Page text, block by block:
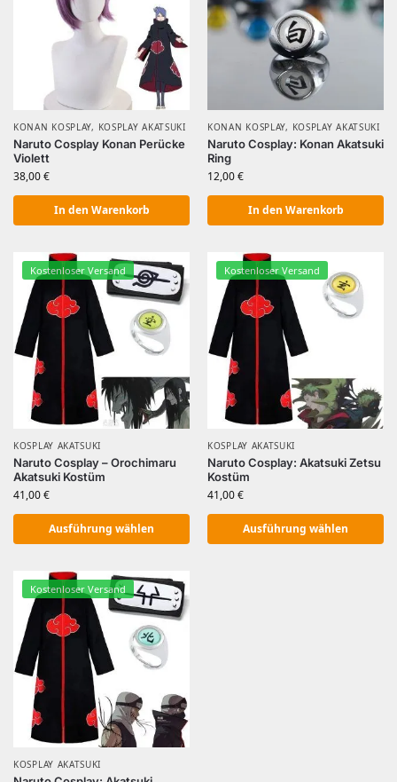
KONAN KOSPLAY, KOSPLAY AKATSUKI
Naruto Cosplay Konan Perücke
Violett
38,00€
In den Warenkorb
KONAN KOSPLAY, KOSPLAY AKATSUKI
Naruto Cosplay: Konan Akatsuki
Ring
12,00€
In den Warenkorb
Kostenloser Versand
KOSPLAY AKATSUKI
Naruto Cosplay – Orochimaru
Akatsuki Kostüm
41,00€
Ausführung wählen
Kostenloser Versand
KOSPLAY AKATSUKI
Naruto Cosplay: Akatsuki Zetsu
Kostüm
41,00€
Ausführung wählen
Kostenloser Versand
KOSPLAY AKATSUKI